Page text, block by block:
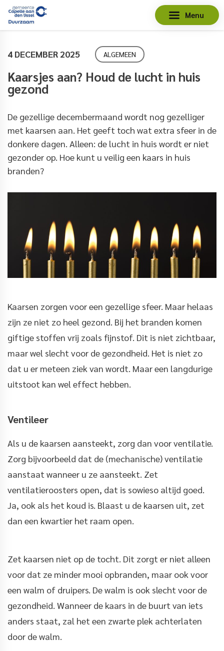
Menu
4 DECEMBER 2025 ALGEMEEN
Kaarsjes aan? Houd de lucht in huis
gezond
De gezellige decembermaand wordt nog gezelliger
met kaarsen aan. Het geeft toch wat extra sfeer in de
donkere dagen. Alleen: de lucht in huis wordt er niet
gezonder op. Hoe kunt u veilig een kaars in huis
branden?
Kaarsen zorgen voor een gezellige sfeer. Maar helaas
zijn ze niet zo heel gezond. Bij het branden komen
giftige stoffen vrij zoals fijnstof. Dit is niet zichtbaar,
maar wel slecht voor de gezondheid. Het is niet zo
dat u er meteen ziek van wordt. Maar een langdurige
uitstoot kan wel effect hebben.
Ventileer
Als u de kaarsen aansteekt, zorg dan voor ventilatie.
Zorg bijvoorbeeld dat de (mechanische) ventilatie
aanstaat wanneer u ze aansteekt. Zet
ventilatieroosters open, dat is sowieso altijd goed.
Ja, ook als het koud is. Blaast u de kaarsen uit, zet
dan een kwartier het raam open.
Zet kaarsen niet op de tocht. Dit zorgt er niet alleen
voor dat ze minder mooi opbranden, maar ook voor
een walm of druipers. De walm is ook slecht voor de
gezondheid. Wanneer de kaars in de buurt van iets
anders staat, zal het een zwarte plek achterlaten
door de walm.